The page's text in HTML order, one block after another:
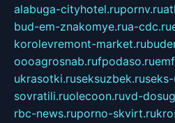
alabuga-cityhotel.rupornv.ru
bud-em-znakomye.rua-cdc.ru
korolevremont-market.ru
oooagrosnab.rufpodaso.ru
ukrasotki.ruseksuzbek.ru
sovratili.ruolecoon.ruvd-
rbc-news.ruporno-skvirt.ru